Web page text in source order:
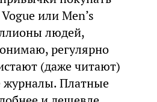
или Men’s
людей,
регулярно
(даже читают)
журналы. Платные